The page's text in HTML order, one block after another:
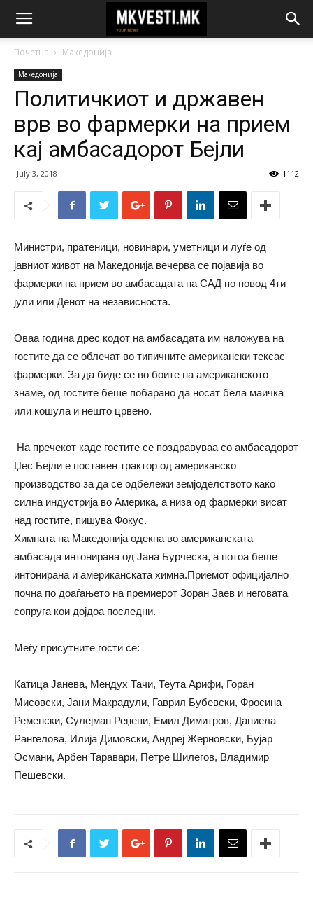
Почетна Македонија
Македонија
Политичкиот и државен
врв во фармерки на прием
кај амбасадорот Бејли
July 3, 2018 1112
Министри, пратеници, новинари, уметници и луѓе од
јавниот живот на Македонија вечерва се појавија во
фармерки на прием во амбасадата на САД по повод 4ти
јули или Денот на независноста.
Оваа година дрес кодот на амбасадата им наложува на
гостите да се облечат во типичните американски тексас
фармерки. За да биде се во боите на американското
знаме, од гостите беше побарано да носат бела маичка
или кошула и нешто црвено.
На пречекот каде гостите се поздравуваа со амбасадорот
Џес Бејли е поставен трактор од американско
производство за да се одбележи земјоделството како
силна индустрија во Америка, а низа од фармерки висат
над гостите, пишува Фокус.
Химната на Македонија одекна во американската
амбасада интонирана од Јана Бурческа, а потоа беше
интонирана и американската химна.Приемот официјално
почна по доаѓањето на премиерот Зоран Заев и неговата
сопруга кои дојдоа последни.
Меѓу присутните гости се:
Катица Јанева, Мендух Тачи, Теута Арифи, Горан
Мисовски, Јани Макрадули, Гаврил Бубевски, Фросина
Ременски, Сулејман Реџепи, Емил Димитров, Даниела
Рангелова, Илија Димовски, Андреј Жерновски, Бујар
Османи, Арбен Таравари, Петре Шилегов, Владимир
Пешевски.